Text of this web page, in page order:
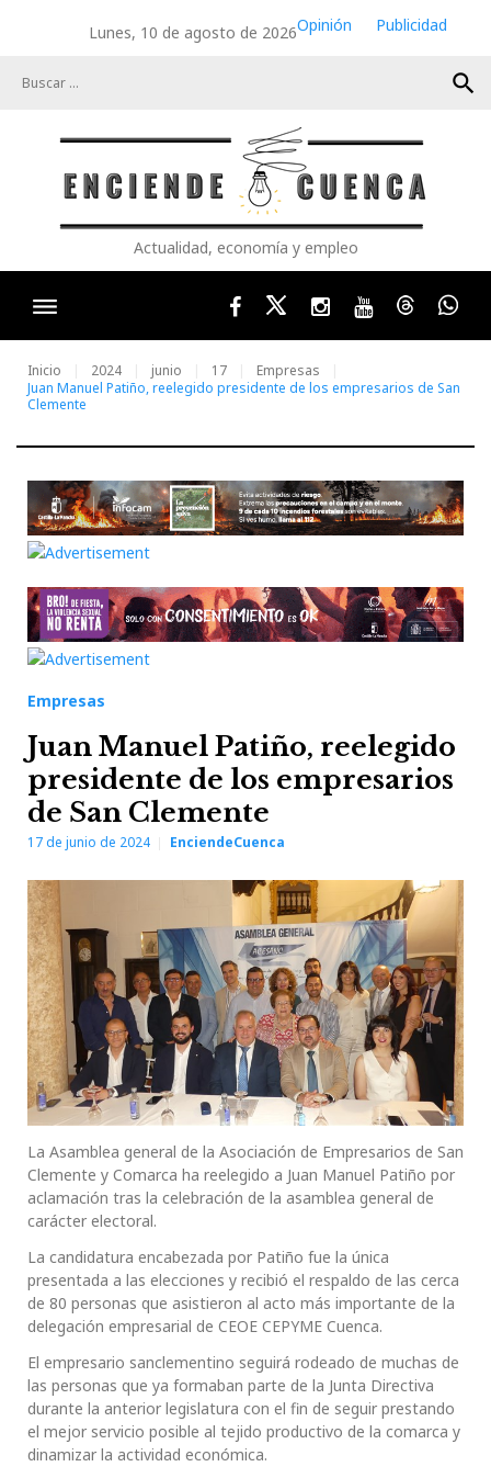
Lunes, 10 de agosto de 2026Opinión
Publicidad
search
Actualidad, economía y empleo
FacebookTwitterInstagram
YoutubeThreads
Inicio 2024 junio 17
Empresas
Juan Manuel Patiño, reelegido presidente de los empresarios de San
Clemente
Empresas
Juan Manuel Patiño, reelegido
presidente de los empresarios
de San Clemente
17 de junio de 2024 EnciendeCuenca
La Asamblea general de la Asociación de Empresarios de San
Clemente y Comarca ha reelegido a Juan Manuel Patiño por
aclamación tras la celebración de la asamblea general de
carácter electoral.
La candidatura encabezada por Patiño fue la única
presentada a las elecciones y recibió el respaldo de las cerca
de 80 personas que asistieron al acto más importante de la
delegación empresarial de CEOE CEPYME Cuenca.
El empresario sanclementino seguirá rodeado de muchas de
las personas que ya formaban parte de la Junta Directiva
durante la anterior legislatura con el fin de seguir prestando
el mejor servicio posible al tejido productivo de la comarca y
dinamizar la actividad económica.